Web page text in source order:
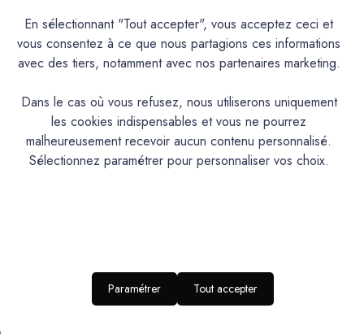
Couleurs & Échantillons
La Finition Béton Lisse – c’est la finition béton ciré pour
tous ceux qui recherchent un rendu lisse et uniforme, une
application encore plus facile, dans un projet neuf ou en
rénovation.Encore plus simple à appliquer : Avec son grain
ultra fin et sa texture souple, la FBL rend la pose d’un béton
ciré encore plus facile, même pour les novices. Appliqué
ou minimalistes.Une formulation responsable : elle intègre un
liant biosourcé à 25 % et un ciment bas carbone, afin de
En sélectionnant "Tout accepter", vous acceptez ceci et
vous consentez à ce que nous partagions ces informations
avec des tiers, notamment avec nos partenaires marketing.
Dans le cas où vous refusez, nous utiliserons uniquement
les cookies indispensables et vous ne pourrez
malheureusement recevoir aucun contenu personnalisé.
Sélectionnez paramétrer pour personnaliser vos choix.
Paramétrer Tout accepter